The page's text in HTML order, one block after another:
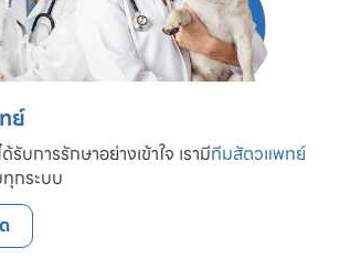
ย์
รับการรักษาอย่างเข้าใจ เรามีทีมสัตวแพทย์
กระบบ